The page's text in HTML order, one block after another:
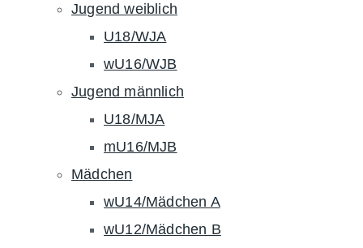
Jugend weiblich
U18/WJA
wU16/WJB
Jugend männlich
U18/MJA
mU16/MJB
Mädchen
wU14/Mädchen A
wU12/Mädchen B